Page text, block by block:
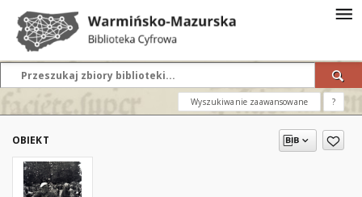
Wyszukiwanie zaawansowane ?
OBIEKT